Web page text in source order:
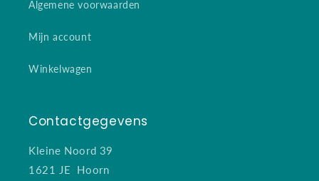
Algemene voorwaarden
Mijn account
Winkelwagen
Contactgegevens
Kleine Noord 39
1621 JE Hoorn